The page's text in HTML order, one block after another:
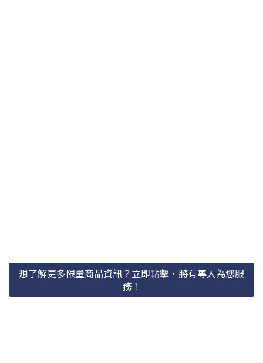
想了解更多限量商品資訊？立即點擊，將有專人為您服
務！